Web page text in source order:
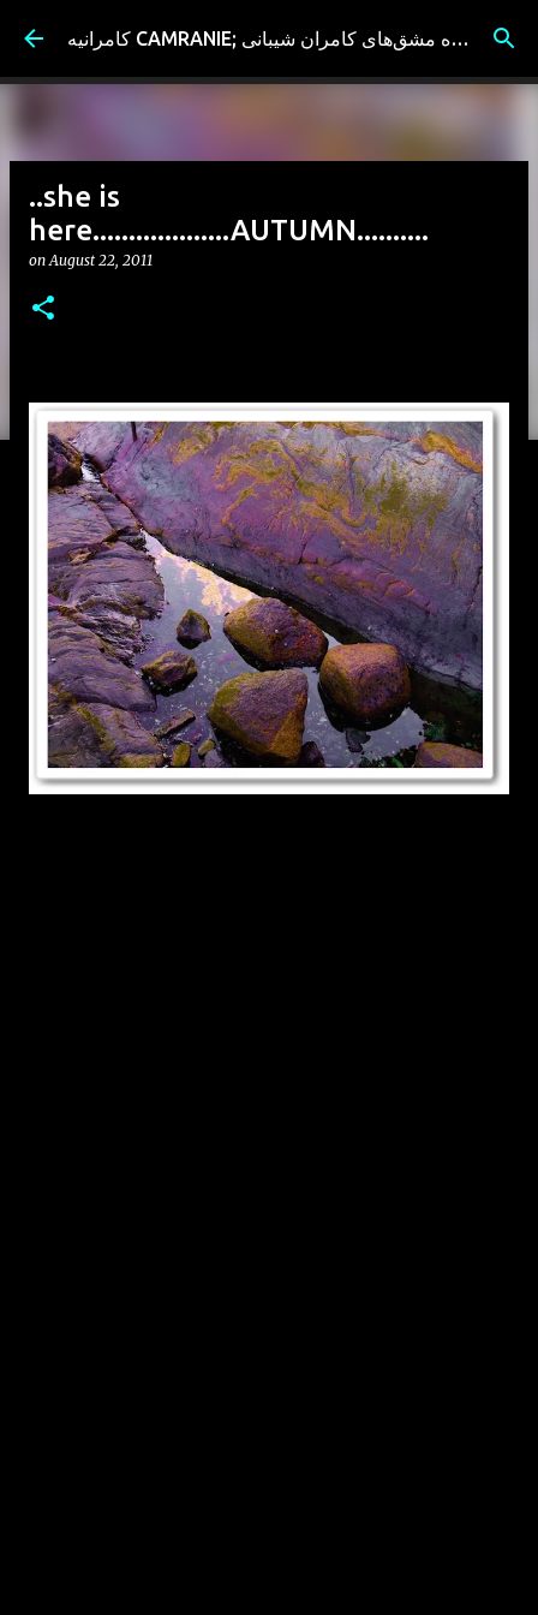
Skip to main content کامرانیه CAMRANIE; سیاه مشق‌های کامران شیبانی
..she is
here...................AUTUMN..........
onAugust 22, 2011